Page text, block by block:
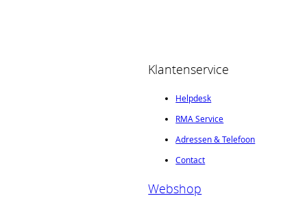
Klantenservice
Helpdesk
RMA Service
Adressen & Telefoon
Contact
Webshop